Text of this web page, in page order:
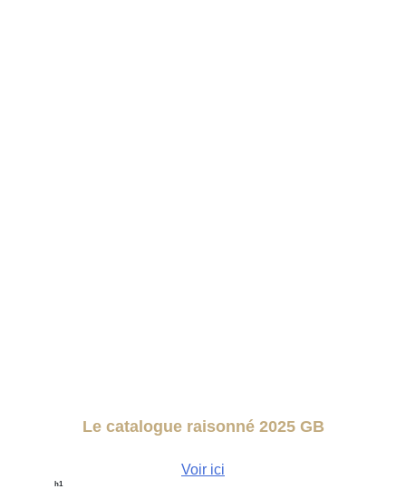
Voir ici
Le catalogue raisonné 2025 GB
h1